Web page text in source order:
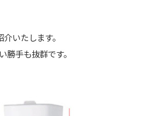
いたします。
勝手も抜群です。